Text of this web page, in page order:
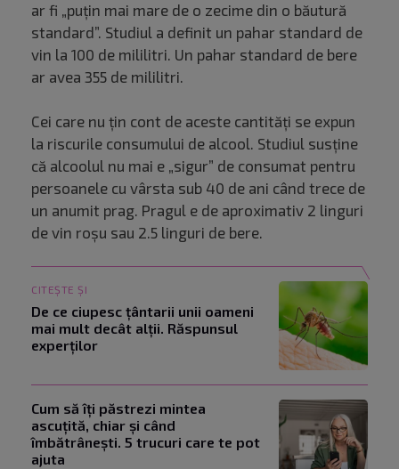
ar fi „puțin mai mare de o zecime din o băutură
standard”. Studiul a definit un pahar standard de
vin la 100 de mililitri. Un pahar standard de bere
ar avea 355 de mililitri.
Cei care nu țin cont de aceste cantități se expun
la riscurile consumului de alcool. Studiul susține
că alcoolul nu mai e „sigur” de consumat pentru
persoanele cu vârsta sub 40 de ani când trece de
un anumit prag. Pragul e de aproximativ 2 linguri
de vin roșu sau 2.5 linguri de bere.
CITEȘTE ȘI
De ce ciupesc țântarii unii oameni
mai mult decât alții. Răspunsul
experților
Cum să îți păstrezi mintea
ascuțită, chiar și când
îmbătrânești. 5 trucuri care te pot
ajuta